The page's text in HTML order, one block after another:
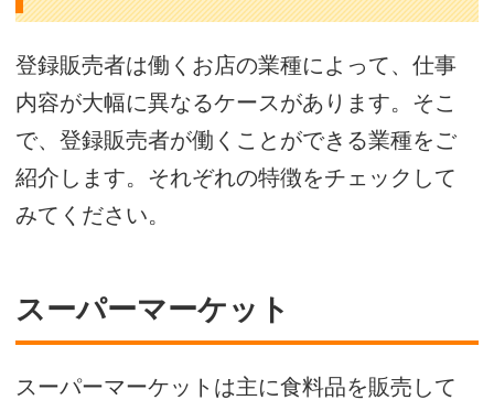
登録販売者は働くお店の業種によって、仕事
内容が大幅に異なるケースがあります。そこ
で、登録販売者が働くことができる業種をご
紹介します。それぞれの特徴をチェックして
みてください。
スーパーマーケット
スーパーマーケットは主に食料品を販売して